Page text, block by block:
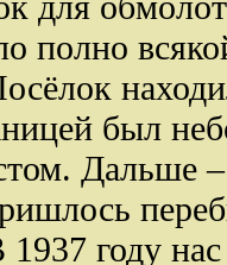
полно
был
Дальше –
1937 году